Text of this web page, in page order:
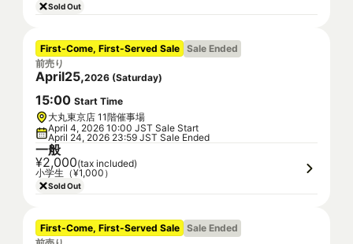
Sold Out
First-Come, First-Served Sale Sale Ended
前売り
April25,2026 (Saturday)
15:00 Start Time
大丸東京店 11階催事場
April 4, 2026 10:00 JST Sale Start
April 24, 2026 23:59 JST Sale Ended
一般
¥2,000(tax included)
小学生（¥1,000）
Sold Out
First-Come, First-Served Sale Sale Ended